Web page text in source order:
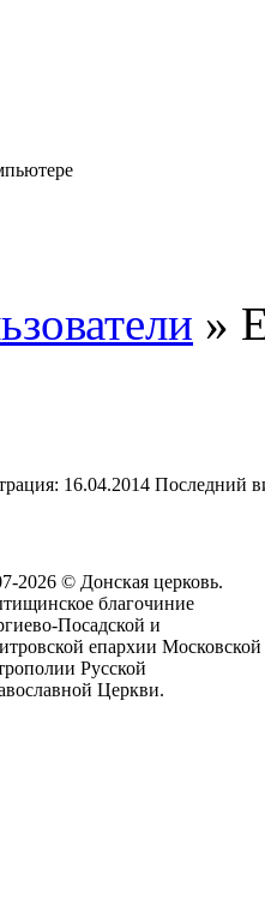
»
16.04.2014 Последний
2026 © Донская церковь.
благочиние
Посадской и
епархии Московской
Русской
Церкви.